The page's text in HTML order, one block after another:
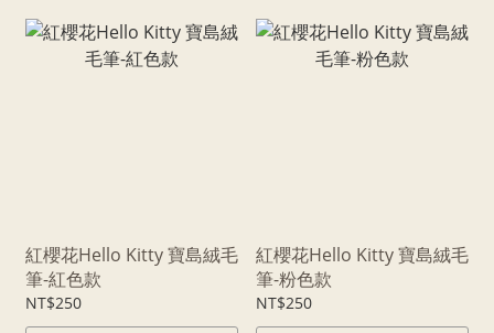
紅櫻花Hello Kitty 寶島絨毛
筆-紅色款
NT$250
紅櫻花Hello Kitty 寶島絨毛
筆-粉色款
NT$250